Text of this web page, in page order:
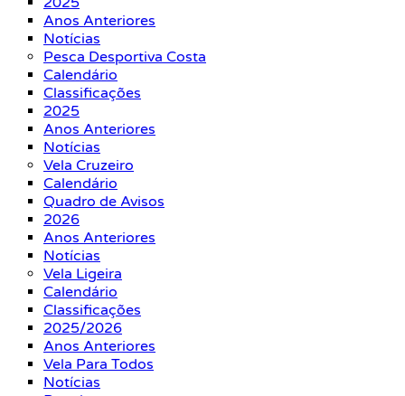
Anos Anteriores
Notícias
Pesca Desportiva Costa
Calendário
Classificações
2025
Anos Anteriores
Notícias
Vela Cruzeiro
Calendário
Quadro de Avisos
2026
Anos Anteriores
Notícias
Vela Ligeira
Calendário
Classificações
2025/2026
Anos Anteriores
Vela Para Todos
Notícias